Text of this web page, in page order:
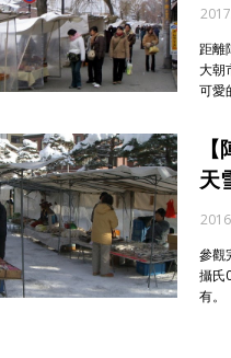
距離
大朝
可愛
天
參觀
攝氏
有。